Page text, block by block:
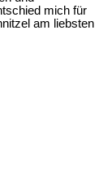
mich für
am liebsten